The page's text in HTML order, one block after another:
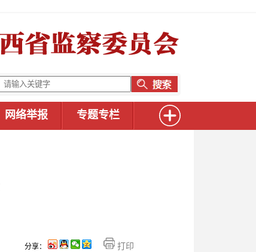
网络举报 专题专栏
打印
分享：